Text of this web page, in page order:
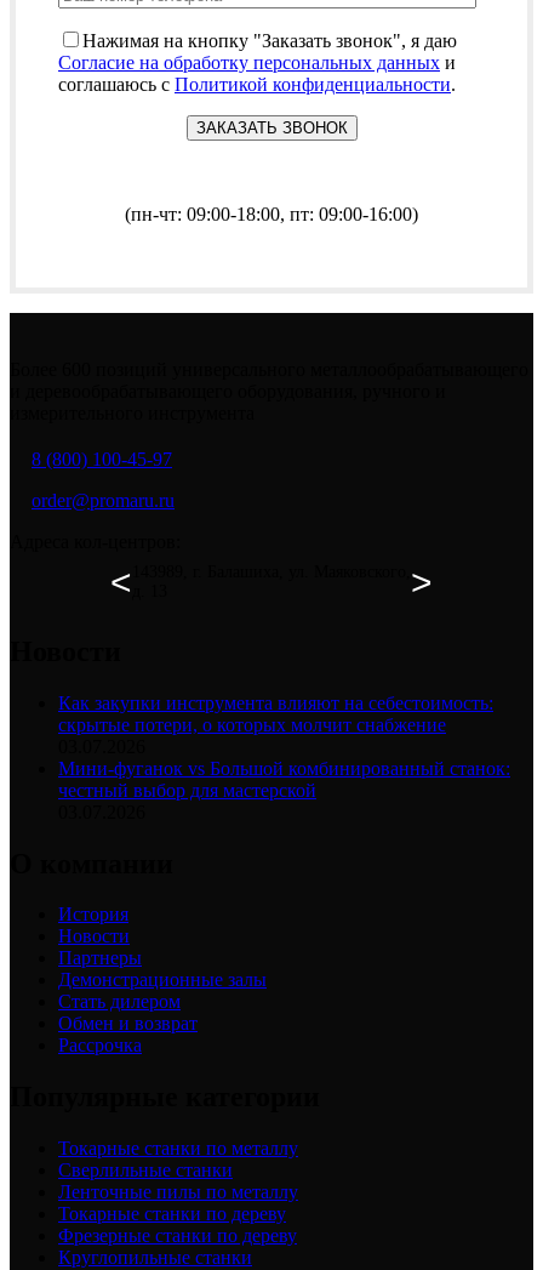
Нажимая на кнопку "Заказать звонок", я даю
Согласие на обработку персональных данных и
соглашаюсь с Политикой конфиденциальности.
(пн-чт: 09:00-18:00, пт: 09:00-16:00)
8 (800) 100-45-97
order@promaru.ru
< >
Как закупки инструмента влияют на себестоимость:
скрытые потери, о которых молчит снабжение
Мини-фуганок vs Большой комбинированный станок:
честный выбор для мастерской
История
Новости
Партнеры
Демонстрационные залы
Стать дилером
Обмен и возврат
Рассрочка
Токарные станки по металлу
Сверлильные станки
Ленточные пилы по металлу
Токарные станки по дереву
Фрезерные станки по дереву
Круглопильные станки